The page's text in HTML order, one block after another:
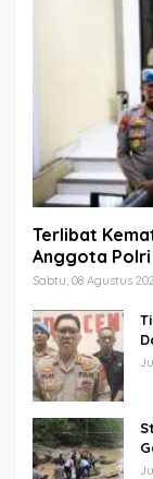
Terlibat Kematian
Anggota
Sabtu, 08 Agustus